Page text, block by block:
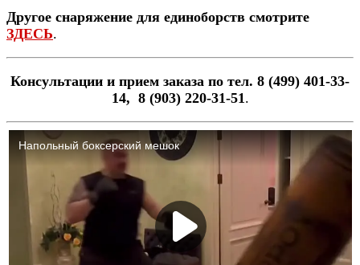
Другое снаряжение для единоборств смотрите
ЗДЕСЬ.
Консультации и прием заказа по тел. 8 (499) 401-33-
14, 8 (903) 220-31-51 .